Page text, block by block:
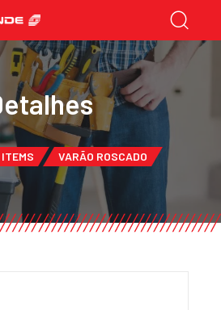
ITEMS VARÃO ROSCADO